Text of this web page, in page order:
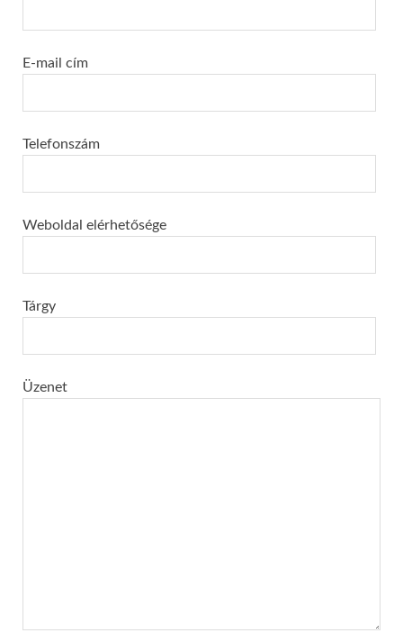
E-mail cím
Telefonszám
Weboldal elérhetősége
Tárgy
Üzenet